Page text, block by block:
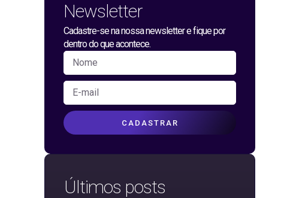
Newsletter
Cadastre-se na nossa newsletter e fique por
dentro do que acontece.
CADASTRAR
Últimos posts